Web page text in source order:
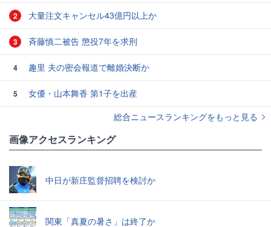
2 大量注文キャンセル43億円以上か
3 斉藤慎二被告 懲役7年を求刑
4 趣里 夫の密会報道で離婚決断か
5
女優・山本舞香 第1子を出産
総合ニュースランキングをもっと見る
画像アクセスランキング
中日が新庄監督招聘を検討か
関東「真夏の暑さ」は終了か